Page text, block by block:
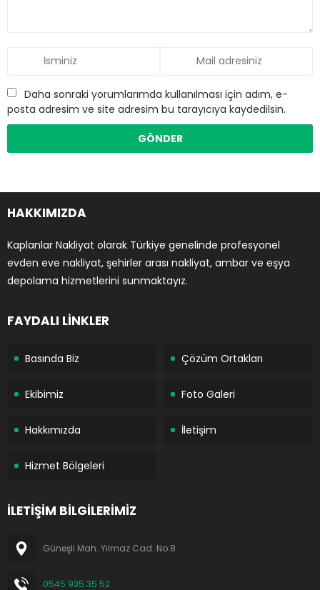
Daha sonraki yorumlarımda kullanılması için adım, e-
posta adresim ve site adresim bu tarayıcıya kaydedilsin.
HAKKIMIZDA
Kaplanlar Nakliyat olarak Türkiye genelinde profesyonel
evden eve nakliyat, şehirler arası nakliyat, ambar ve eşya
depolama hizmetlerini sunmaktayız.
FAYDALI LİNKLER
Basında Biz Çözüm Ortakları
Ekibimiz Foto Galeri
Hakkımızda İletişim
Hizmet Bölgeleri
İLETİŞİM BİLGİLERİMİZ
Güneşli Mah. Yılmaz Cad. No:8
0545 935 35 52